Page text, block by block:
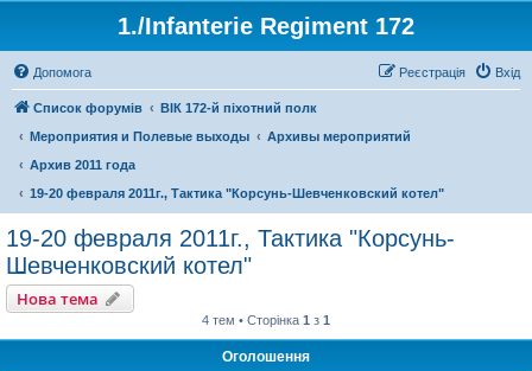
1./Infanterie Regiment 172
Допомога Вхід
Реєстрація
Список форумів
ВІК 172-й піхотний полк
Мероприятия и Полевые выходы
Архивы мероприятий
Архив 2011 года
19-20 февраля 2011г., Тактика "Корсунь-Шевченковский котел"
19-20 февраля 2011г., Тактика "Корсунь-
Шевченковский котел"
Нова тема
4 тем • Сторінка 1 з 1
Оголошення